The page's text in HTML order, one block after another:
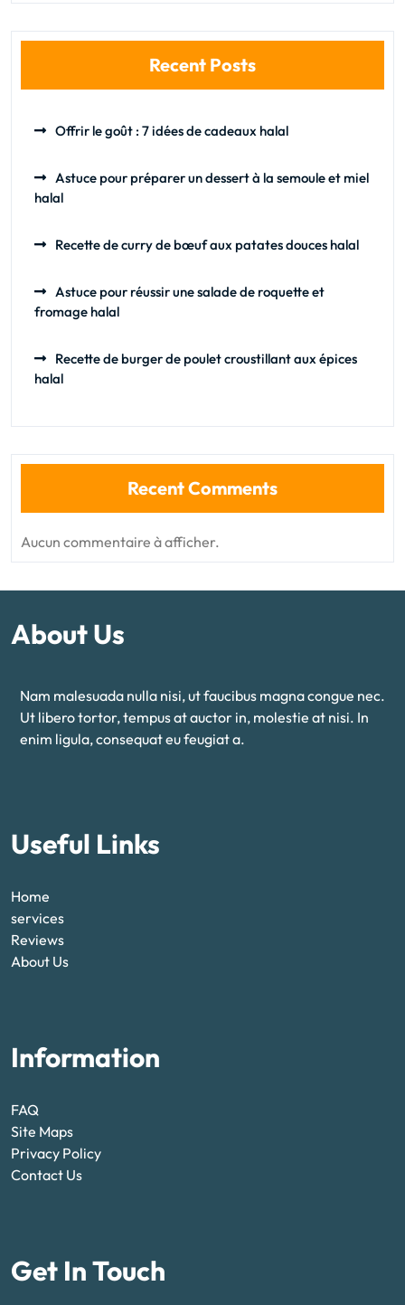
Recent Posts
Offrir le goût : 7 idées de cadeaux halal
Astuce pour préparer un dessert à la semoule et miel
halal
Recette de curry de bœuf aux patates douces halal
Astuce pour réussir une salade de roquette et
fromage halal
Recette de burger de poulet croustillant aux épices
halal
Recent Comments
Aucun commentaire à afficher.
About Us
Nam malesuada nulla nisi, ut faucibus magna congue nec.
Ut libero tortor, tempus at auctor in, molestie at nisi. In
enim ligula, consequat eu feugiat a.
Useful Links
Home
services
Reviews
About Us
Information
FAQ
Site Maps
Privacy Policy
Contact Us
Get In Touch